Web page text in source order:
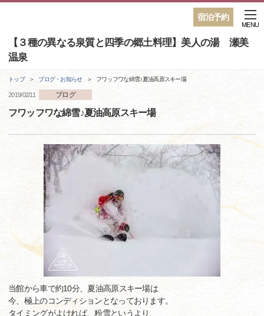
宿泊予約
【３種の異なる泉質と四季の郷土料理】美人の湯 瀬美
温泉
MENU
トップ ブログ・お知らせ フワッフワな綿雪♪夏油高原スキー場
2019/02/11 ブログ
フワッフワな綿雪♪夏油高原スキー場
当館から車で約10分、夏油高原スキー場は
今、極上のコンディションとなっております。
タイミングがよければ、粉雪というより、